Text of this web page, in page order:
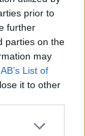
prior to
further
parties on the
may
List of
it to other
Google